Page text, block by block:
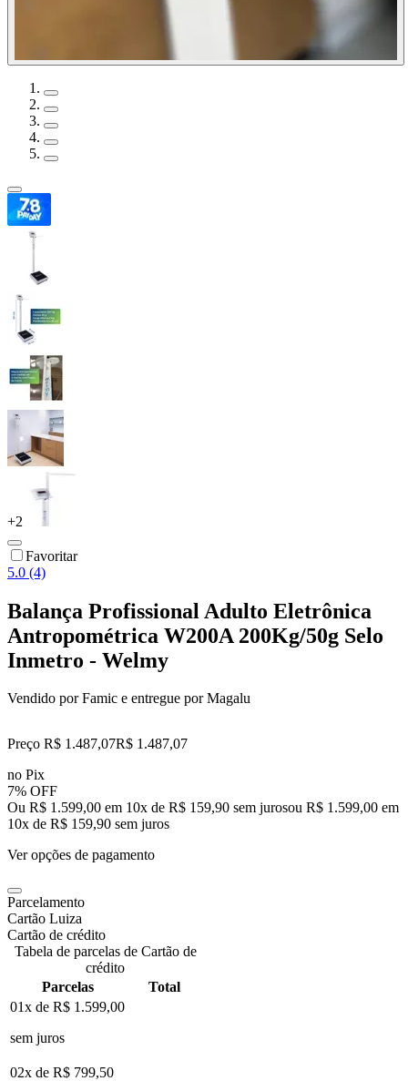
+2
Favoritar
5.0 (4)
Balança Profissional Adulto Eletrônica
Antropométrica W200A 200Kg/50g Selo
Inmetro - Welmy
Vendido porFamic e entregue por Magalu
Preço R$ 1.487,07R$ 1.487,07
no Pix
7% OFF
Ou R$ 1.599,00 em 10x de R$ 159,90 sem jurosou R$ 1.599,00 em
10x de R$ 159,90 sem juros
Ver opções de pagamento
Parcelamento
Cartão Luiza
Cartão de crédito
Tabela de parcelas de Cartão de
crédito
Parcelas
Total
01x de R$ 1.599,00
sem juros
02x de R$ 799,50